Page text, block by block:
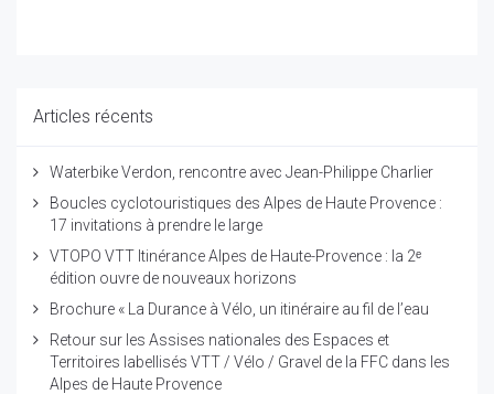
Articles récents
Waterbike Verdon, rencontre avec Jean-Philippe Charlier
Boucles cyclotouristiques des Alpes de Haute Provence :
17 invitations à prendre le large
VTOPO VTT Itinérance Alpes de Haute-Provence : la 2ᵉ
édition ouvre de nouveaux horizons
Brochure « La Durance à Vélo, un itinéraire au fil de l’eau
Retour sur les Assises nationales des Espaces et
Territoires labellisés VTT / Vélo / Gravel de la FFC dans les
Alpes de Haute Provence